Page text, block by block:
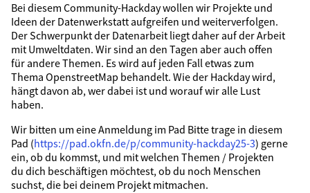
Bei diesem Community-Hackday wollen wir Projekte und
Ideen der Datenwerkstatt aufgreifen und weiterverfolgen.
Der Schwerpunkt der Datenarbeit liegt daher auf der Arbeit
mit Umweltdaten. Wir sind an den Tagen aber auch offen
für andere Themen. Es wird auf jeden Fall etwas zum
Thema OpenstreetMap behandelt. Wie der Hackday wird,
hängt davon ab, wer dabei ist und worauf wir alle Lust
haben.
Wir bitten um eine Anmeldung im Pad Bitte trage in diesem
Pad (https://pad.okfn.de/p/community-hackday25-3) gerne
ein, ob du kommst, und mit welchen Themen / Projekten
du dich beschäftigen möchtest, ob du noch Menschen
suchst, die bei deinem Projekt mitmachen.